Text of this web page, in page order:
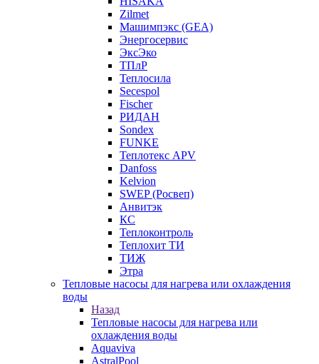
Zilmet
Машимпэкс (GEA)
Энергосервис
ЭксЭко
ТПлР
Теплосила
Secespol
Fischer
РИДАН
Sondex
FUNKE
Теплотекс APV
Danfoss
Kelvion
SWEP (Росвеп)
Анвитэк
КС
Теплоконтроль
Теплохит ТИ
ТИЖ
Этра
Тепловые насосы для нагрева или охлаждения
воды
Назад
Тепловые насосы для нагрева или
охлаждения воды
Aquaviva
AstralPool